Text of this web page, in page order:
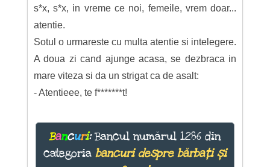
s*x, s*x, in vreme ce noi, femeile, vrem doar...
atentie.
Sotul o urmareste cu multa atentie si intelegere.
A doua zi cand ajunge acasa, se dezbraca in
mare viteza si da un strigat ca de asalt:
- Atentieee, te f*******t!
Bancuri:Bancul numărul 1286 din
categoria bancuri despre bărbați și